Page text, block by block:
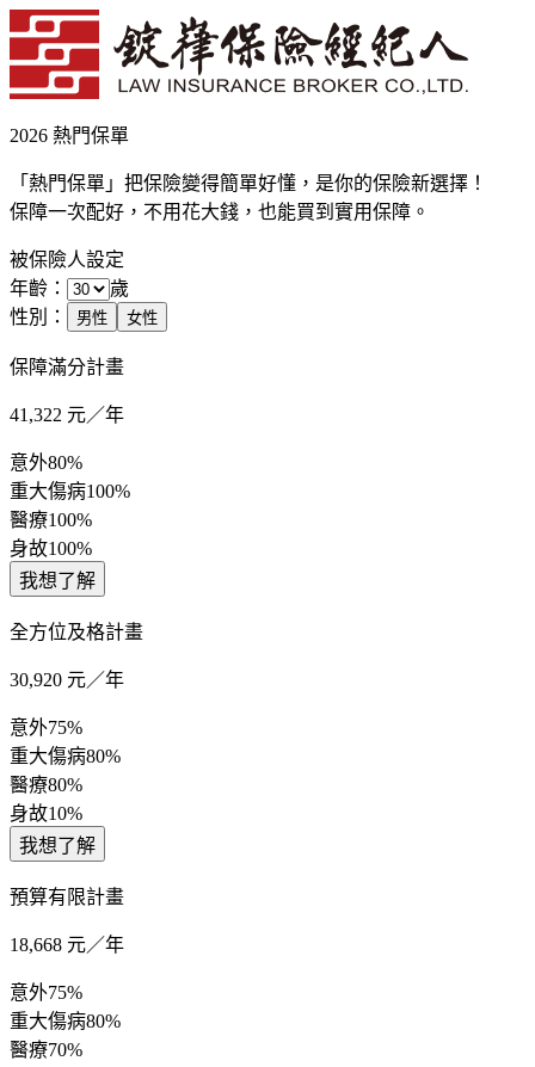
2026 熱門保單
「熱門保單」把保險變得簡單好懂，是你的保險新選擇！
保障一次配好，不用花大錢，也能買到實用保障。
被保險人設定
年齡：
歲
性別：
男性 女性
保障滿分計畫
41,322 元／年
意外80%
重大傷病100%
醫療100%
身故100%
我想了解
全方位及格計畫
30,920 元／年
意外75%
重大傷病80%
醫療80%
身故10%
我想了解
預算有限計畫
18,668 元／年
意外75%
重大傷病80%
醫療70%